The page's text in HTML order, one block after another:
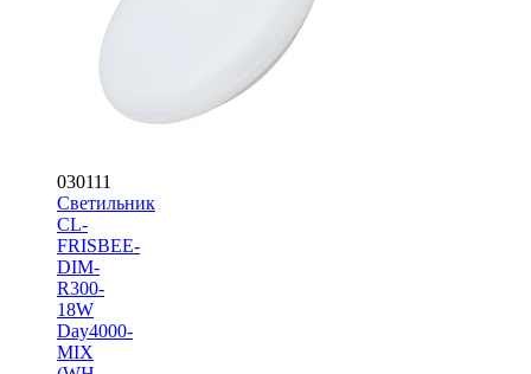
030111
Светильник
CL-
FRISBEE-
DIM-
R300-
18W
Day4000-
MIX